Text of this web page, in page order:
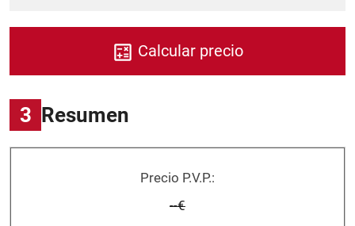
Calcular precio
3 Resumen
Precio P.V.P.:
--€